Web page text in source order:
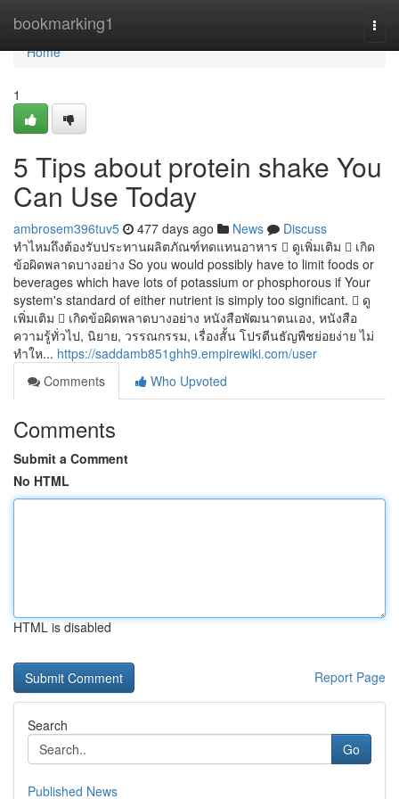
bookmarking1
Home
Home
1
5 Tips about protein shake You
Can Use Today
ambrosem396tuv5 477 days ago News
Discuss
ทำไหมถึงต้องรับประทานผลิตภัณฑ์ทดแทนอาหาร  ดูเพิ่มเติม  เกิด
ข้อผิดพลาดบางอย่าง So you would possibly have to limit foods or
beverages which have lots of potassium or phosphorous if Your
system's standard of either nutrient is simply too significant.  ดู
เพิ่มเติม  เกิดข้อผิดพลาดบางอย่าง หนังสือพัฒนาตนเอง, หนังสือ
ความรู้ทั่วไป, นิยาย, วรรณกรรม, เรื่องสั้น โปรตีนธัญพืชย่อยง่าย ไม่
ทำให... https://saddamb851ghh9.empirewiki.com/user
Comments
Who Upvoted
Comments
Submit a Comment
No HTML
HTML is disabled
Report Page
Search
Go
Published News